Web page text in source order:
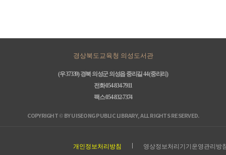
경상북도교육청 의성도서관
(우 37339) 경북 의성군 의성읍 중리길 44 (중리리)
전화 054-834-7911
팩스 054-832-7374
COPYRIGHT © BY UISEONG PUBLIC LIBRARY, ALL RIGHTS RESERVED.
개인정보처리방침 영상정보처리기기운영관리방